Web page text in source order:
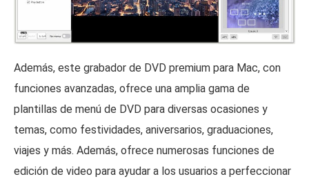
Además, este grabador de DVD premium para Mac, con
funciones avanzadas, ofrece una amplia gama de
plantillas de menú de DVD para diversas ocasiones y
temas, como festividades, aniversarios, graduaciones,
viajes y más. Además, ofrece numerosas funciones de
edición de video para ayudar a los usuarios a perfeccionar